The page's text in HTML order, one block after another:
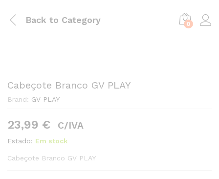
Back to Category 0
Cabeçote Branco GV PLAY
Brand: GV PLAY
23,99 € C/IVA
Estado: Em stock
Cabeçote Branco GV PLAY